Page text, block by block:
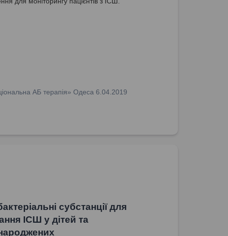
АБ терапія» Одеса 6.04.2019
субстанції для
ІСШ у дітей та